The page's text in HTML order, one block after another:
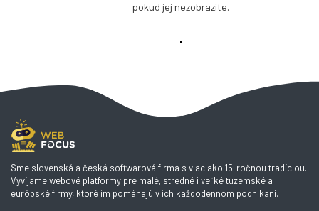
pokud jej nezobrazíte.
Sme slovenská a česká softwarová firma s viac ako 15-ročnou tradíciou.
Vyvíjame webové platformy pre malé, stredné i veľké tuzemské a
európské firmy, ktoré im pomáhajú v ich každodennom podnikaní.